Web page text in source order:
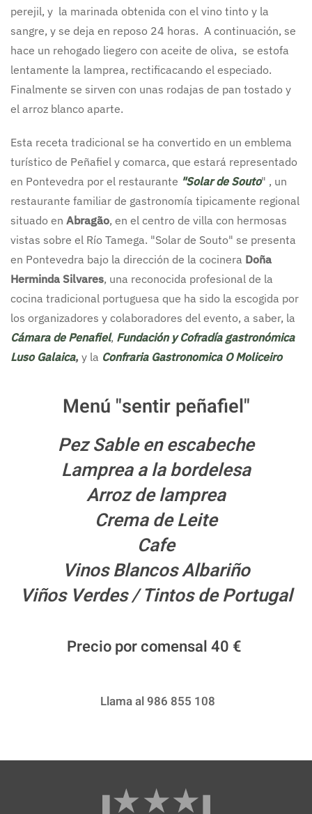
perejil, y la marinada obtenida con el vino tinto y la
sangre, y se deja en reposo 24 horas. A continuación, se
hace un rehogado liegero con aceite de oliva, se estofa
lentamente la lamprea, rectificacando el especiado.
Finalmente se sirven con unas rodajas de pan tostado y
el arroz blanco aparte.
Esta receta tradicional se ha convertido en un emblema
turístico de Peñafiel y comarca, que estará representado
en Pontevedra por el restaurante "Solar de Souto" , un
restaurante familiar de gastronomía tipicamente regional
situado en Abragão, en el centro de villa con hermosas
vistas sobre el Río Tamega. "Solar de Souto" se presenta
en Pontevedra bajo la dirección de la cocinera Doña
Herminda Silvares, una reconocida profesional de la
cocina tradicional portuguesa que ha sido la escogida por
los organizadores y colaboradores del evento, a saber, la
Cámara de Penafiel, Fundación y Cofradía gastronómica
Luso Galaica, y la Confraria Gastronomica O Moliceiro
Menú "sentir peñafiel"
Pez Sable en escabeche
Lamprea a la bordelesa
Arroz de lamprea
Crema de Leite
Cafe
Vinos Blancos Albariño
Viños Verdes / Tintos de Portugal
Precio por comensal40 €
Llama al 986 855 108